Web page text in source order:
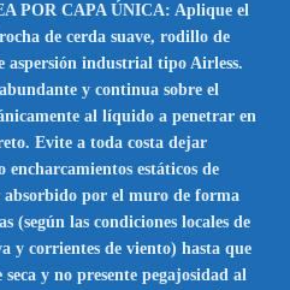
POR CAPA ÚNICA: Aplique el
de cerda suave, rodillo de
aspersión industrial tipo Airless.
y continua sobre el
al líquido a penetrar en
Evite a toda costa dejar
encharcamientos estáticos de
por el muro de forma
(según las condiciones locales de
y corrientes de viento) hasta que
y no presente pegajosidad al